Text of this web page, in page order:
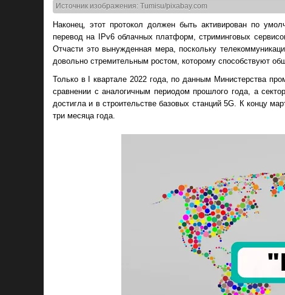
Источник изображения: Tumisu/pixabay.com
Наконец, этот протокол должен быть активирован по
перевод на IPv6 облачных платформ, стриминговых
Отчасти это вынужденная мера, поскольку
довольно стремительным ростом, которому способствуют
Только в I квартале 2022 года, по данным Министерства
сравнении с аналогичным периодом прошлого года, а
достигла и в строительстве базовых станций 5G. К концу
три месяца года.